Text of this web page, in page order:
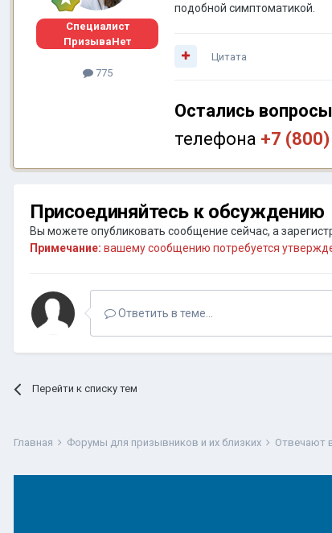
Специалист
ПризываНет
775
подобной симптоматикой.
Цитата
Остались
телефона +7
Присоединяйтесь к обсуждению
Вы можете опубликовать сообщение сейчас, а
Примечание: вашему сообщению потребуется
Ответить в теме...
Перейти к списку тем
Главная Форумы для призывников и их близких Отвечают